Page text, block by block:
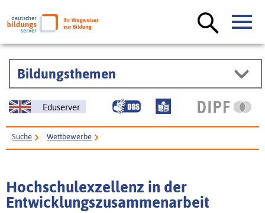
Bildungsthemen
Eduserver
Suche Wettbewerbe
Hochschulexzellenz in der
Entwicklungszusammenarbeit